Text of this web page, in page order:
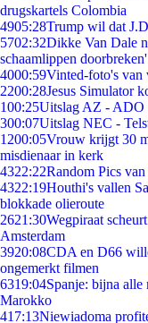
drugskartels Colombia
4905:28Trump wil dat
5702:32Dikke Van Dale
schaamlippen doorbreken'
4000:59Vinted-foto's van
2200:28Jesus Simulator
100:25Uitslag AZ - ADO
300:07Uitslag NEC -
1200:05Vrouw krijgt 30
misdienaar in kerk
4322:22Random Pics
4322:19Houthi's vallen
blokkade olieroute
2621:30Wegpiraat
Amsterdam
3920:08CDA en D66
ongemerkt filmen
6319:04Spanje: bijna alle
Marokko
417:13Niewiadoma